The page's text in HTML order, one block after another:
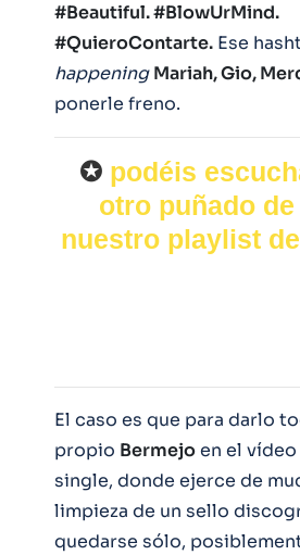
#Beautiful. #BlowUrMind.
#QuieroContarte. Ese
happening Mariah, Gio,
ponerle freno.
✪podéis
otro puñado
nuestro playlist
El caso es que para darlo
propio Bermejoen el
single, donde ejerce de
limpieza de un sello
quedarse sólo,